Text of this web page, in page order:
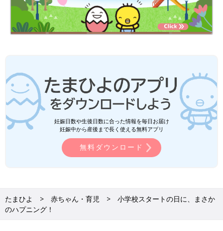
妊娠日数や生後日数に合った情報を毎日お届け
妊娠中から産後まで長く使える無料アプリ
無料ダウンロード
たまひよ 赤ちゃん・育児
小学校スタートの日に、まさか
のハプニング！